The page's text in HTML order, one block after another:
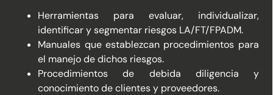
Herramientas para evaluar, individualizar,
identificar y segmentar riesgos LA/FT/FPADM.
Manuales que establezcan procedimientos para
el manejo de dichos riesgos.
Procedimientos de debida diligencia y
conocimiento de clientes y proveedores.